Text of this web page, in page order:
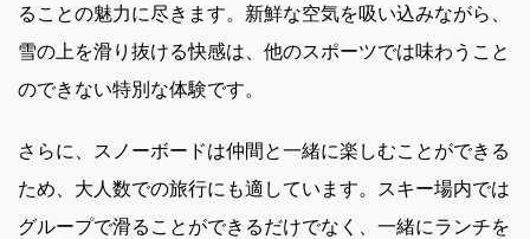
ることの魅力に尽きます。新鮮な空気を吸い込みながら、
雪の上を滑り抜ける快感は、他のスポーツでは味わうこと
のできない特別な体験です。
さらに、スノーボードは仲間と一緒に楽しむことができる
ため、大人数での旅行にも適しています。スキー場内では
グループで滑ることができるだけでなく、一緒にランチを